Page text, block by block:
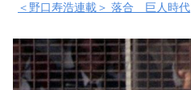
＜野口寿浩連載＞ 落合 巨人時代